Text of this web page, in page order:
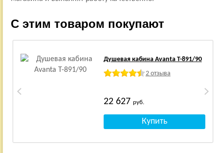
С этим товаром покупают
Душевая кабина Avanta T-891/90
2 отзыва
22 627 руб.